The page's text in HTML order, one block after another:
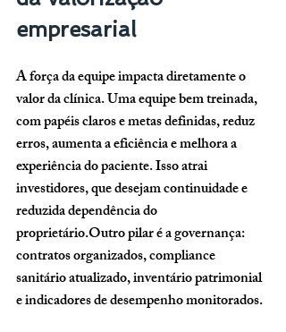
empresarial
A força da equipe impacta diretamente o
valor da clínica. Uma equipe bem treinada,
com papéis claros e metas definidas, reduz
erros, aumenta a eficiência e melhora a
experiência do paciente. Isso atrai
investidores, que desejam continuidade e
reduzida dependência do
proprietário.Outro pilar é a governança:
contratos organizados, compliance
sanitário atualizado, inventário patrimonial
e indicadores de desempenho monitorados.